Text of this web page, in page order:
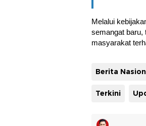
Melalui
semangat baru,
masyarakat
Berita
Terkini